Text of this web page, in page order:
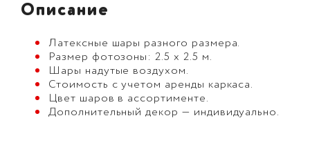
Описание
Латексные шары разного размера.
Размер фотозоны: 2.5 х 2.5 м.
Шары надутые воздухом.
Стоимость с учетом аренды каркаса.
Цвет шаров в ассортименте.
Дополнительный декор — индивидуально.